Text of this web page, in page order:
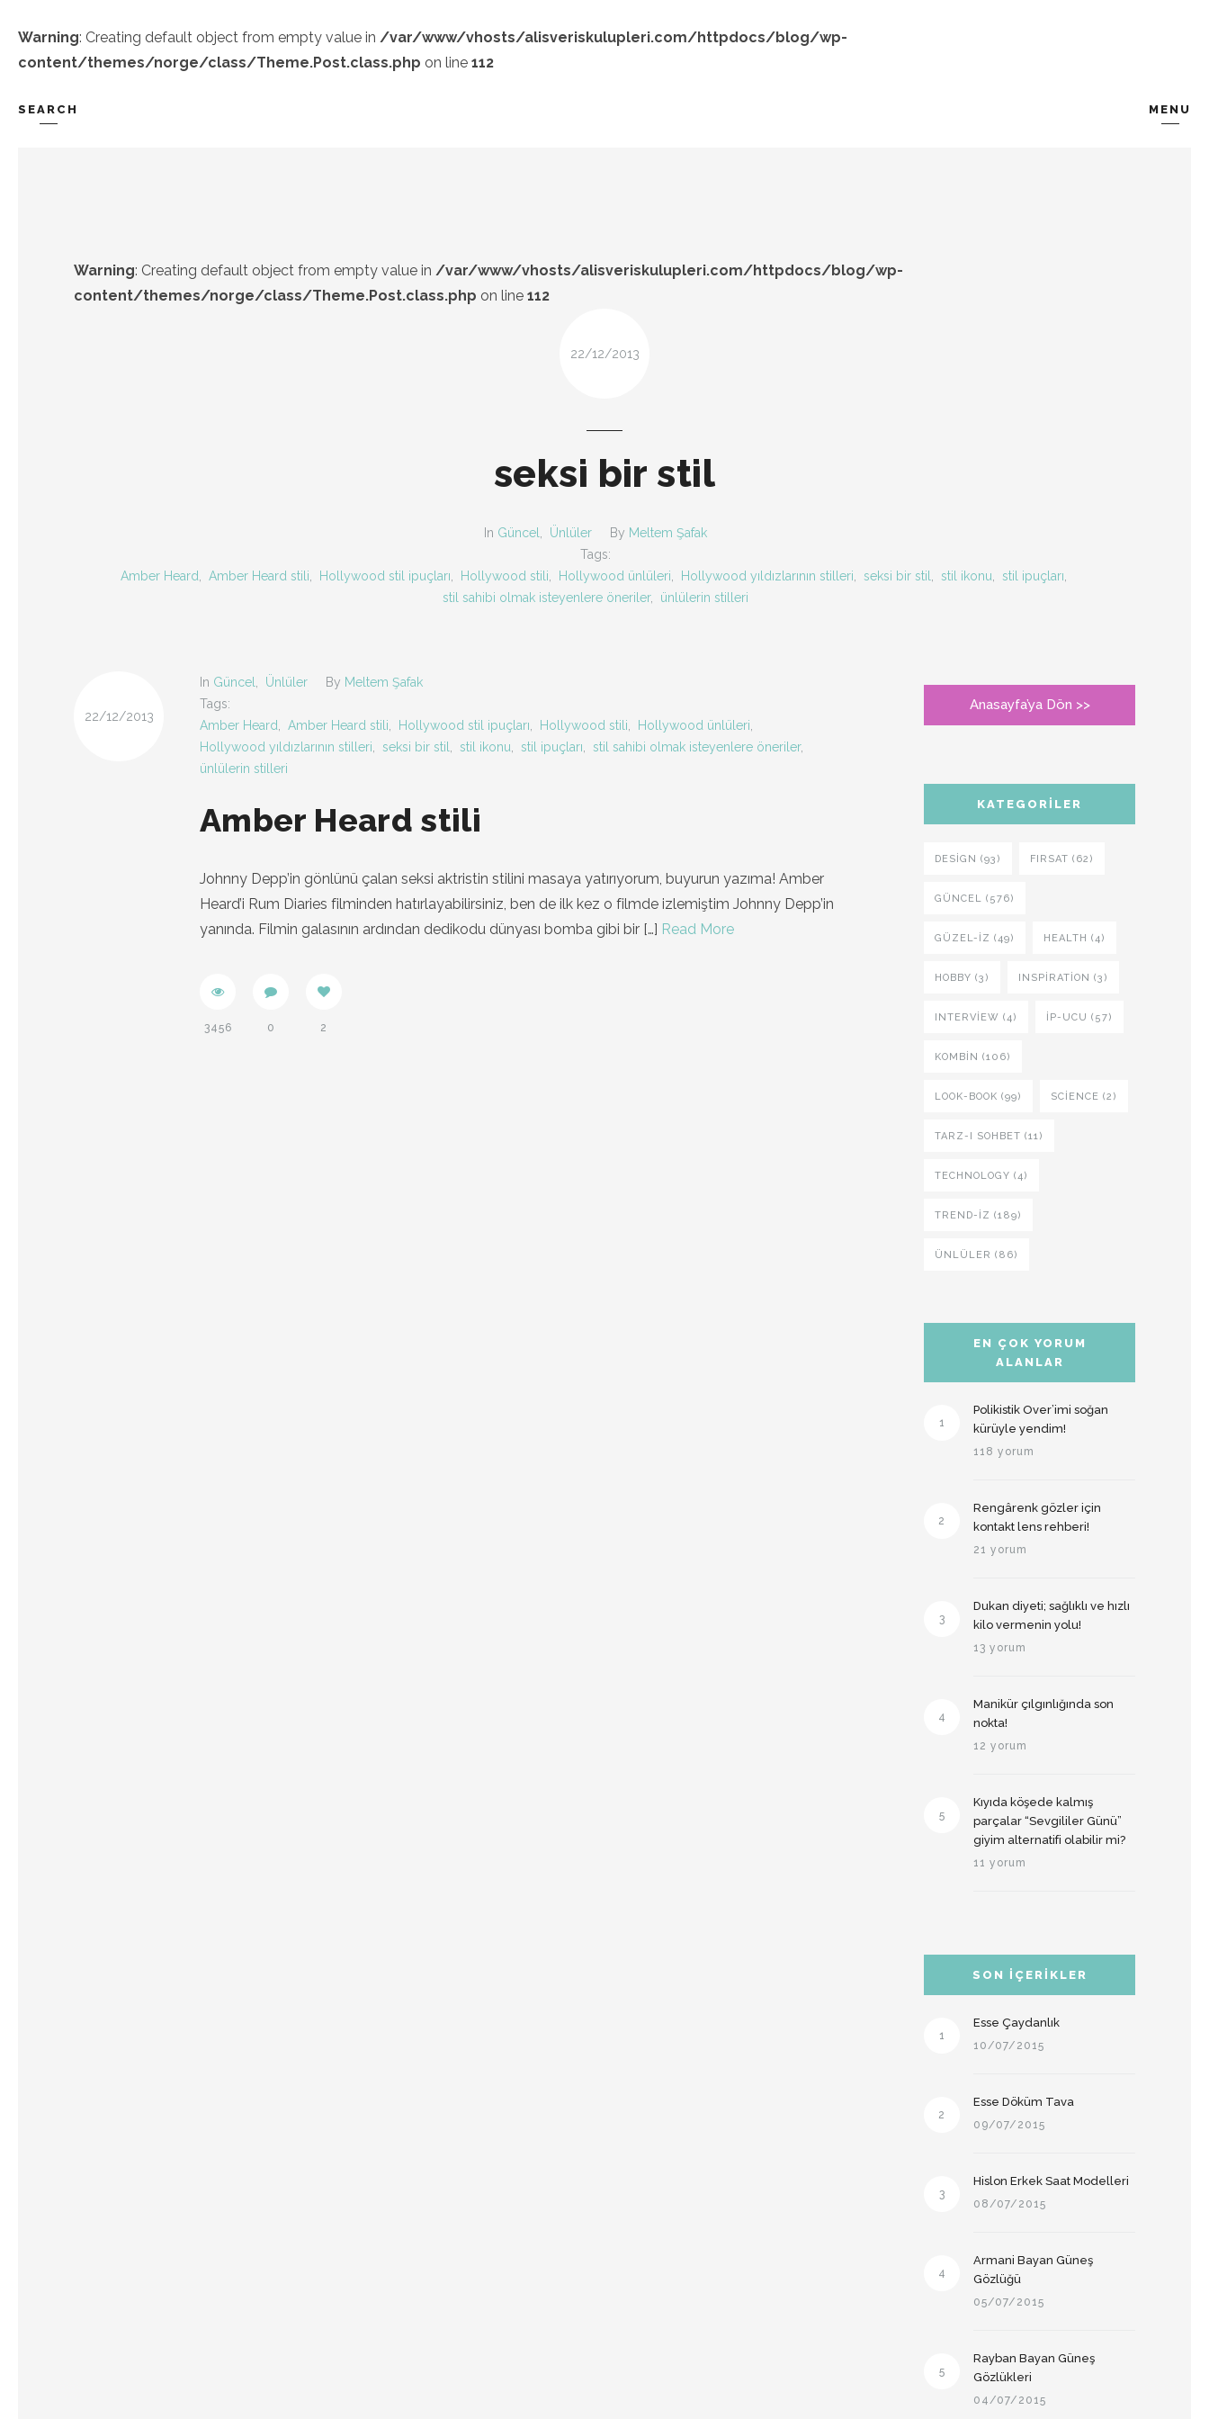
Warning: Creating default object from empty value in /var/www/vhosts/alisveriskulupleri.com/httpdocs/blog/wp-
content/themes/norge/class/Theme.Post.class.php on line 112
SEARCH MENU
Warning: Creating default object from empty value in /var/www/vhosts/alisveriskulupleri.com/httpdocs/blog/wp-
content/themes/norge/class/Theme.Post.class.php on line 112
22/12/2013
seksi bir stil
In Güncel Ünlüler By Meltem Şafak
Tags:
Amber Heard
Amber Heard stili Hollywood stil ipuçları Hollywood stili Hollywood ünlüleri Hollywood yıldızlarının stilleri seksi bir stil stil ikonu stil ipuçları
stil sahibi olmak isteyenlere öneriler, ünlülerin stilleri
22/12/2013
In Güncel Ünlüler By Meltem Şafak
Tags:
Amber Heard
Amber Heard stili Hollywood stil ipuçları Hollywood stili Hollywood ünlüleri
Hollywood yıldızlarının stilleri
seksi bir stil stil ikonu stil ipuçları stil sahibi olmak isteyenlere öneriler,
ünlülerin stilleri
Amber Heard stili
Johnny Depp’in gönlünü çalan seksi aktristin stilini masaya yatırıyorum, buyurun yazıma! Amber
Heard’i Rum Diaries filminden hatırlayabilirsiniz, ben de ilk kez o filmde izlemiştim Johnny Depp’in
yanında. Filmin galasının ardından dedikodu dünyası bomba gibi bir […] Read More
3456 0 2
Anasayfa’ya Dön >>
KATEGORILER
DESIGN (93) FIRSAT (62)
GÜNCEL (576)
GÜZEL-IZ (49) HEALTH (4)
HOBBY (3) INSPIRATION (3)
INTERVIEW (4) İP-UCU (57)
KOMBIN (106)
LOOK-BOOK (99) SCIENCE (2)
TARZ-I SOHBET (11)
TECHNOLOGY (4)
TREND-IZ (189)
ÜNLÜLER (86)
EN ÇOK YORUM
ALANLAR
1
Polikistik Over’imi soğan
kürüyle yendim!
118 yorum
2
Rengârenk gözler için
kontakt lens rehberi!
21 yorum
3
Dukan diyeti; sağlıklı ve hızlı
kilo vermenin yolu!
13 yorum
4
Manikür çılgınlığında son
nokta!
12 yorum
5
Kıyıda köşede kalmış
parçalar “Sevgililer Günü”
giyim alternatifi olabilir mi?
11 yorum
SON İÇERIKLER
1
Esse Çaydanlık
10/07/2015
2
Esse Döküm Tava
09/07/2015
3
Hislon Erkek Saat Modelleri
08/07/2015
4
Armani Bayan Güneş
Gözlüğü
05/07/2015
5
Rayban Bayan Güneş
Gözlükleri
04/07/2015